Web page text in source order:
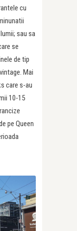
cu
sau sa
se
de tip
Mai
care s-au
10-15
pe Queen